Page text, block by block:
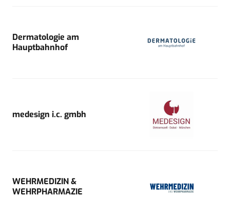
Dermatologie am
Hauptbahnhof
medesign i.c. gmbh
WEHRMEDIZIN &
WEHRPHARMAZIE